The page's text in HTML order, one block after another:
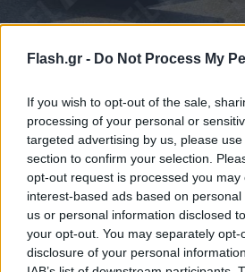
Flash.gr - Do Not Process My
If you wish to opt-out of the sale,
processing of your personal or
targeted advertising by us, please
section to confirm your selection.
opt-out request is processed you may
interest-based ads based on
us or personal information disclosed
your opt-out. You may separately
disclosure of your personal
Συντριβή ελικοπτέρων
αμοντάριστο βίντεο στα
«ελληνικού FBI»
06.08.2026